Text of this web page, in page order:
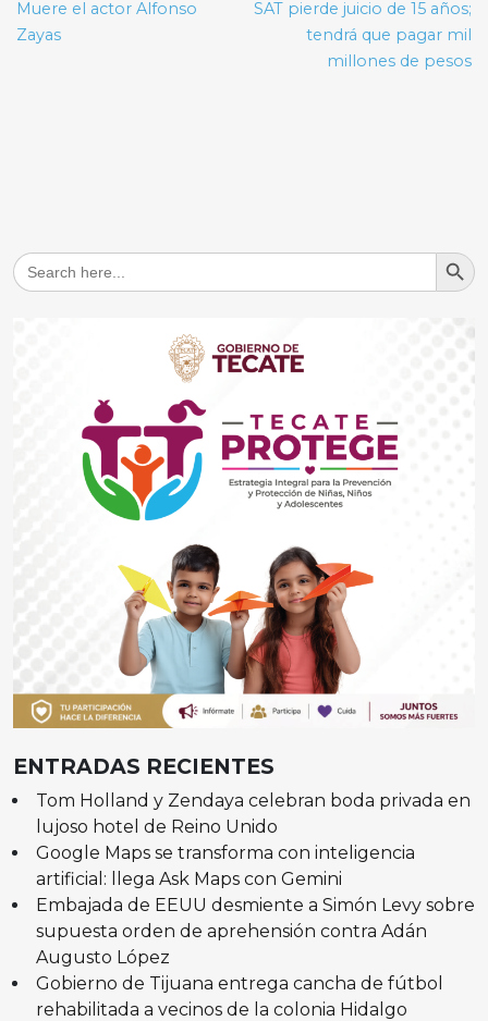
entradas
Muere el actor Alfonso
Zayas
SAT pierde juicio de 15 años;
tendrá que pagar mil
millones de pesos
Search
for:
Search
ENTRADAS RECIENTES
Tom Holland y Zendaya celebran boda privada en
lujoso hotel de Reino Unido
Google Maps se transforma con inteligencia
artificial: llega Ask Maps con Gemini
Embajada de EEUU desmiente a Simón Levy sobre
supuesta orden de aprehensión contra Adán
Augusto López
Gobierno de Tijuana entrega cancha de fútbol
rehabilitada a vecinos de la colonia Hidalgo